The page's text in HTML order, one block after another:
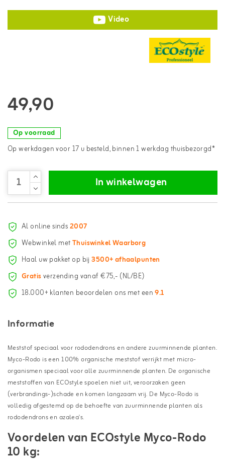
Video
49,90
Op voorraad
Op werkdagen voor 17 u besteld, binnen 1 werkdag thuisbezorgd*
In winkelwagen
Al online sinds2007
Webwinkel metThuiswinkel Waarborg
Haal uw pakket op bij3500+ afhaalpunten
Gratisverzending vanaf €75,- (NL/BE)
18.000+ klanten beoordelen ons met een9.1
Informatie
Meststof speciaal voor rododendrons en andere zuurminnende planten.
Myco-Rodo is een 100% organische meststof verrijkt met micro-
organismen speciaal voor alle zuurminnende planten. De organische
meststoffen van ECOstyle spoelen niet uit, veroorzaken geen
(verbrandings-)schade en komen langzaam vrij. De Myco-Rodo is
volledig afgestemd op de behoefte van zuurminnende planten als
rododendrons en azalea's.
Voordelen van ECOstyle Myco-Rodo
10 kg: